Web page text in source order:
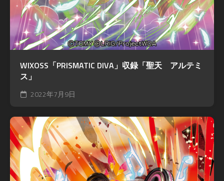
WIXOSS「PRISMATIC DIVA」収録「聖天 アルテミ
ス」
2022年7月9日